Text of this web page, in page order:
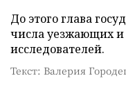
До этого глава
числа уезжающих и
исследователей.
Текст: Валерия